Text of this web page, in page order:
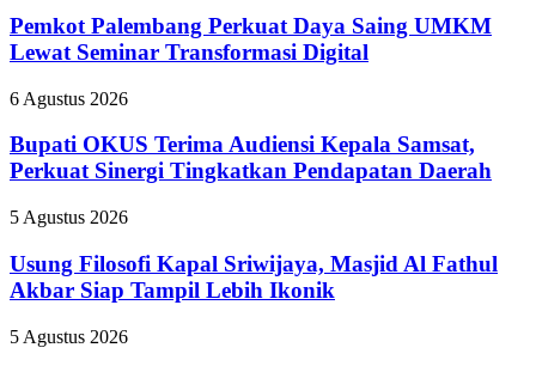
Perkuat
Daya
Saing
Lewat
Transformasi
Digital
Pemkot Palembang Perkuat Daya Saing UMKM
Lewat Seminar Transformasi Digital
Bupati
Terima
Audiensi
Kepala
Perkuat
Tingkatkan
Pendapatan
6 Agustus 2026
Bupati OKUS Terima Audiensi Kepala Samsat,
Perkuat Sinergi Tingkatkan Pendapatan Daerah
Usung
Kapal
Sriwijaya,
Masjid
Fathul
5 Agustus 2026
Usung Filosofi Kapal Sriwijaya, Masjid Al Fathul
Akbar Siap Tampil Lebih Ikonik
Cegah
5 Agustus 2026